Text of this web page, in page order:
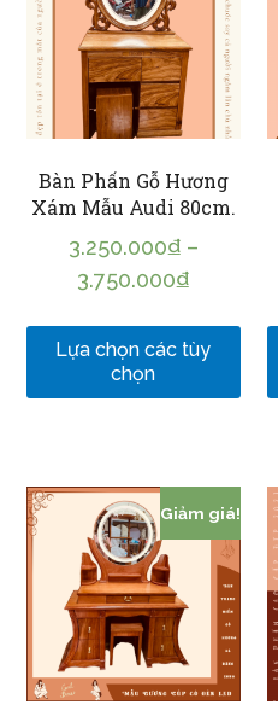
Bàn Phấn Gỗ Hương
Xám Mẫu Audi 80cm.
3.250.000₫–
3.750.000₫
Lựa chọn các tùy
chọn
Giảm giá!